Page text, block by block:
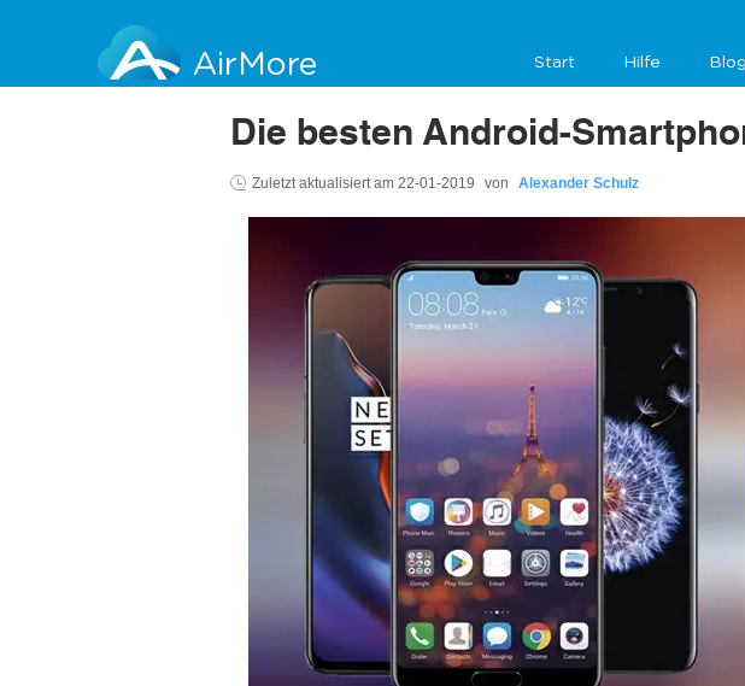
AirMore Start Hilfe Blog
Die besten Android-
Zuletzt aktualisiert am 22-01-2019 von Alexander Schulz